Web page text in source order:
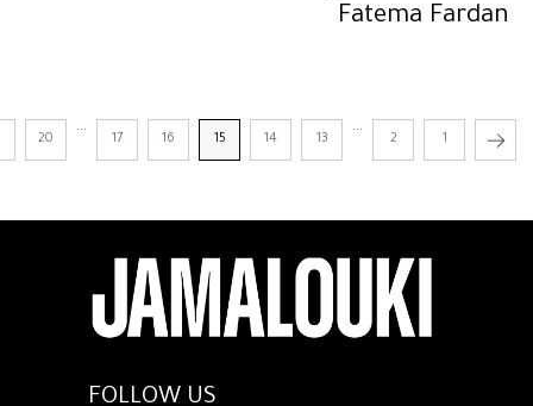
Fatema Fardan
1
2
...
13
14
15
16
17
...
20
FOLLOW US